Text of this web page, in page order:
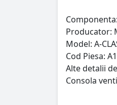
Producator:
Model: A-
Cod Piesa:
Alte detalii
Consola